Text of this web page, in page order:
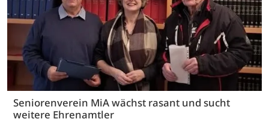
Seniorenverein MiA wächst rasant und sucht
weitere Ehrenamtler